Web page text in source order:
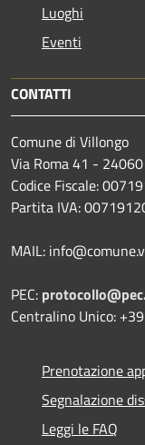
Luoghi
Eventi
CONTATTI
Comune di Villongo
Via Roma 41 -
Codice Fiscale:
Partita IVA:
MAIL:
PEC:
Centralino Unico:
Prenotazione
Segnalazione
Leggi le FAQ